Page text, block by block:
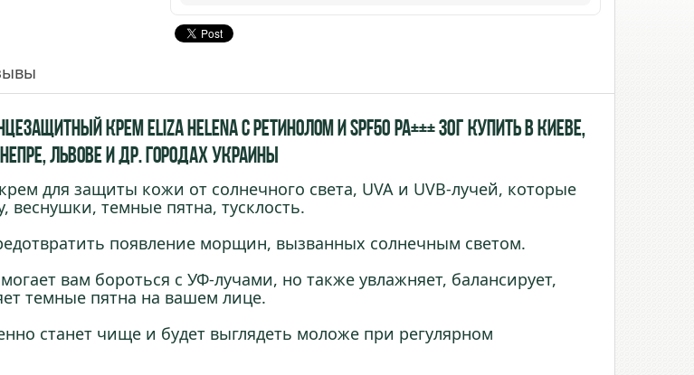
крем Eliza Helena с Ретинолом и SPF50 PA+++ 30г купить в Киеве,
Львове и др. городах Украины
для защиты кожи от солнечного света, UVA и UVB-лучей, которые
веснушки, темные пятна, тусклость.
появление морщин, вызванных солнечным светом.
вам бороться с УФ-лучами, но также увлажняет, балансирует,
темные пятна на вашем лице.
станет чище и будет выглядеть моложе при регулярном